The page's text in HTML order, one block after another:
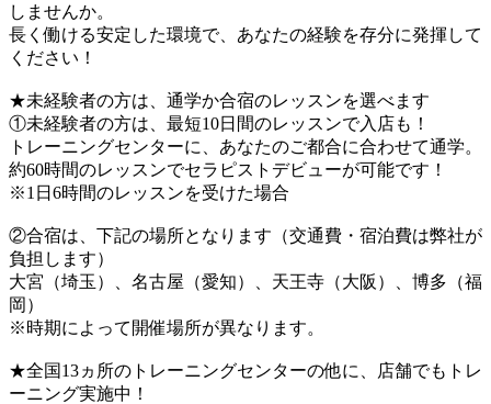
しませんか。
長く働ける安定した環境で、あなたの経験を存分に発揮して
ください！
★未経験者の方は、通学か合宿のレッスンを選べます
①未経験者の方は、最短10日間のレッスンで入店も！
トレーニングセンターに、あなたのご都合に合わせて通学。
約60時間のレッスンでセラピストデビューが可能です！
※1日6時間のレッスンを受けた場合
②合宿は、下記の場所となります（交通費・宿泊費は弊社が
負担します）
大宮（埼玉）、名古屋（愛知）、天王寺（大阪）、博多（福
岡）
※時期によって開催場所が異なります。
★全国13ヵ所のトレーニングセンターの他に、店舗でもトレ
ーニング実施中！